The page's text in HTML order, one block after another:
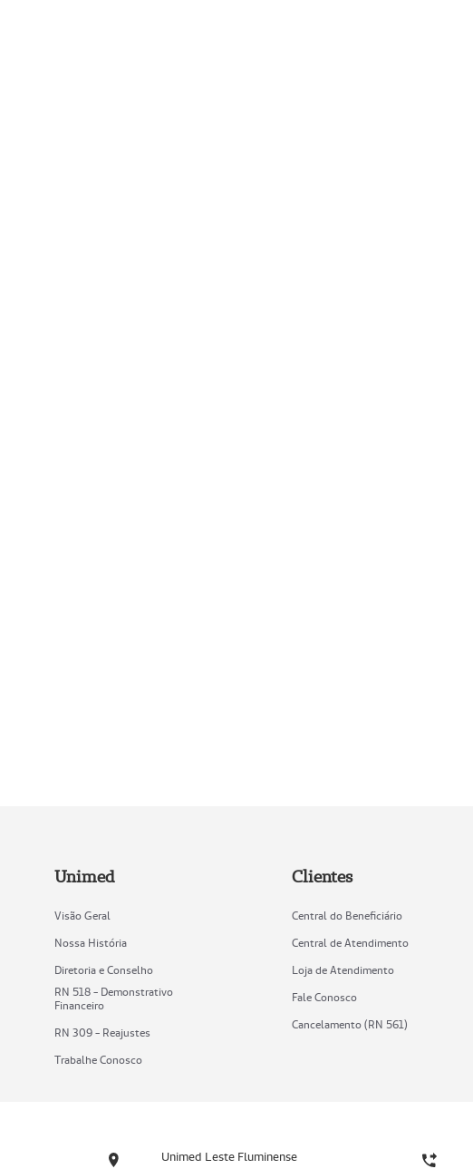
Unimed
Visão Geral
Nossa História
Diretoria e Conselho
RN 518 - Demonstrativo
Financeiro
RN 309 - Reajustes
Trabalhe Conosco
Clientes
Central do Beneficiário
Central de Atendimento
Loja de Atendimento
Fale Conosco
Cancelamento (RN 561)
Unimed Leste Fluminense